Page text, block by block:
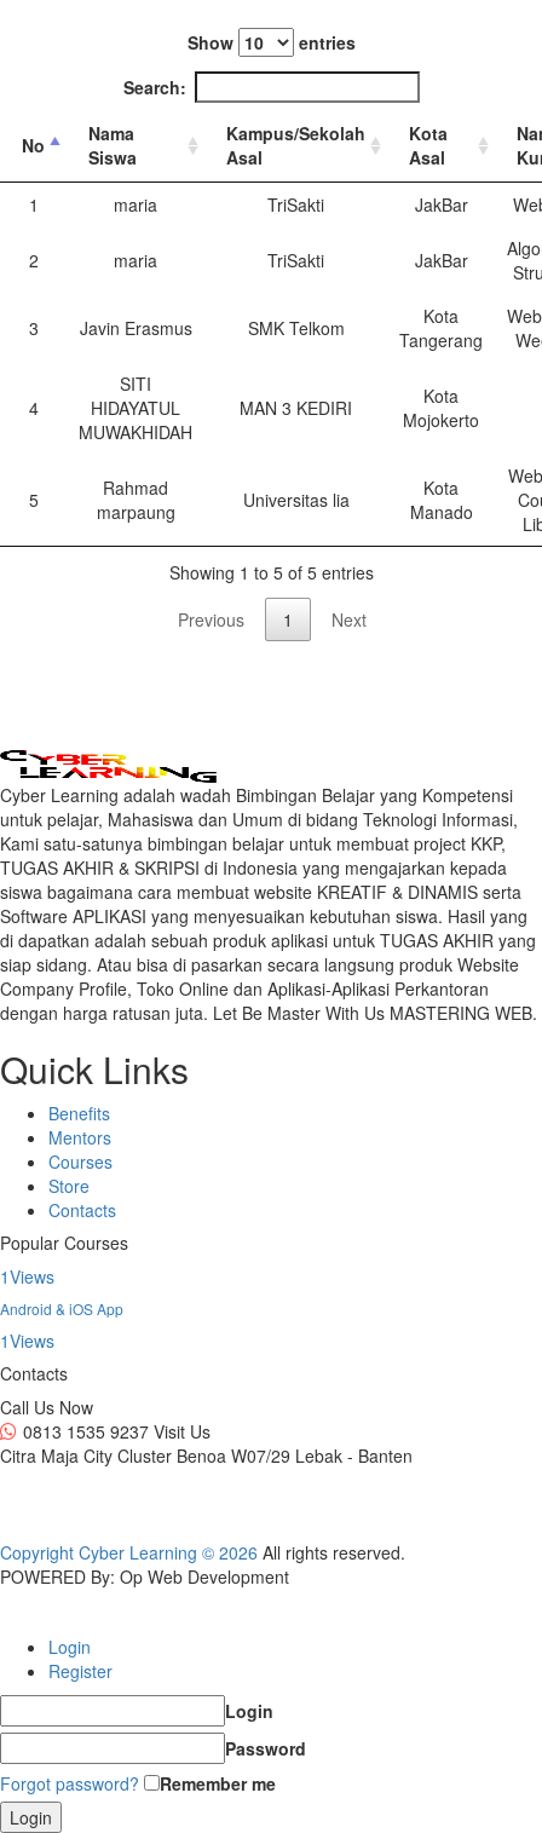
Show
entries
Search:
No
Nama
Siswa
Kampus/Sekolah
Asal
Kota
Asal
1
maria TriSakti JakBar
2 maria TriSakti JakBar
3 Javin Erasmus SMK Telkom
Kota
Tangerang
4
SITI
HIDAYATUL
MUWAKHIDAH
MAN 3 KEDIRI
Kota
Mojokerto
5
Rahmad
marpaung
Universitas lia
Kota
Manado
Showing 1 to 5 of 5 entries
Previous
1 Next
Cyber Learning adalah wadah Bimbingan Belajar yang Kompetensi
untuk pelajar, Mahasiswa dan Umum di bidang Teknologi Informasi,
Kami satu-satunya bimbingan belajar untuk membuat project KKP,
TUGAS AKHIR & SKRIPSI di Indonesia yang mengajarkan kepada
siswa bagaimana cara membuat website KREATIF & DINAMIS serta
Software APLIKASI yang menyesuaikan kebutuhan siswa. Hasil yang
di dapatkan adalah sebuah produk aplikasi untuk TUGAS AKHIR yang
siap sidang. Atau bisa di pasarkan secara langsung produk Website
Company Profile, Toko Online dan Aplikasi-Aplikasi Perkantoran
dengan harga ratusan juta. Let Be Master With Us MASTERING WEB.
Quick Links
Benefits
Mentors
Courses
Store
Contacts
Popular Courses
1Views
Android & iOS App
1Views
Contacts
Call Us Now
0813 1535 9237 Visit Us
Citra Maja City Cluster Benoa W07/29 Lebak - Banten
Copyright Cyber Learning © 2026 All rights reserved.
POWERED By: Op Web Development
Login
Register
Login
Password
Forgot password?
Remember me